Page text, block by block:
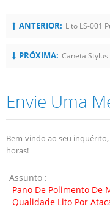
ANTERIOR:
PRÓXIMA:
Envie Uma
Bem-vindo ao seu
horas!
Assunto :
Pano De Polimento De
Qualidade Lito Por